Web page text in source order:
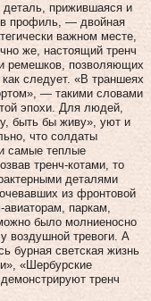
прижившаяся и
в профиль, — двойная
важном месте,
же, настоящий тренч
и ремешков, позволяющих
следует. «В траншеях
— такими словами
эпохи. Для людей,
быть бы живу», уют и
что солдаты
самые теплые
тренч-котами, то
деталями
из фронтовой
паркам,
было молниеносно
воздушной тревоги. А
бурная светская жизнь
«Шербурские
тренч